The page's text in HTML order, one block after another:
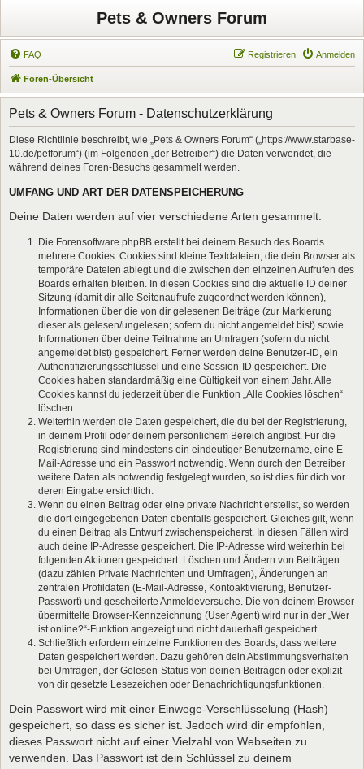
Pets & Owners Forum
FAQ Anmelden
Registrieren
Foren-Übersicht
Pets & Owners Forum - Datenschutzerklärung
Diese Richtlinie beschreibt, wie „Pets & Owners Forum“ („https://www.starbase-
10.de/petforum“) (im Folgenden „der Betreiber“) die Daten verwendet, die
während deines Foren-Besuchs gesammelt werden.
UMFANG UND ART DER DATENSPEICHERUNG
Deine Daten werden auf vier verschiedene Arten gesammelt:
Die Forensoftware phpBB erstellt bei deinem Besuch des Boards
mehrere Cookies. Cookies sind kleine Textdateien, die dein Browser als
temporäre Dateien ablegt und die zwischen den einzelnen Aufrufen des
Boards erhalten bleiben. In diesen Cookies sind die aktuelle ID deiner
Sitzung (damit dir alle Seitenaufrufe zugeordnet werden können),
Informationen über die von dir gelesenen Beiträge (zur Markierung
dieser als gelesen/ungelesen; sofern du nicht angemeldet bist) sowie
Informationen über deine Teilnahme an Umfragen (sofern du nicht
angemeldet bist) gespeichert. Ferner werden deine Benutzer-ID, ein
Authentifizierungsschlüssel und eine Session-ID gespeichert. Die
Cookies haben standardmäßig eine Gültigkeit von einem Jahr. Alle
Cookies kannst du jederzeit über die Funktion „Alle Cookies löschen“
löschen.
Weiterhin werden die Daten gespeichert, die du bei der Registrierung,
in deinem Profil oder deinem persönlichem Bereich angibst. Für die
Registrierung sind mindestens ein eindeutiger Benutzername, eine E-
Mail-Adresse und ein Passwort notwendig. Wenn durch den Betreiber
weitere Daten als notwendig festgelegt wurden, so ist dies für dich vor
deren Eingabe ersichtlich.
Wenn du einen Beitrag oder eine private Nachricht erstellst, so werden
die dort eingegebenen Daten ebenfalls gespeichert. Gleiches gilt, wenn
du einen Beitrag als Entwurf zwischenspeicherst. In diesen Fällen wird
auch deine IP-Adresse gespeichert. Die IP-Adresse wird weiterhin bei
folgenden Aktionen gespeichert: Löschen und Ändern von Beiträgen
(dazu zählen Private Nachrichten und Umfragen), Änderungen an
zentralen Profildaten (E-Mail-Adresse, Kontoaktivierung, Benutzer-
Passwort) und gescheiterte Anmeldeversuche. Die von deinem Browser
übermittelte Browser-Kennzeichnung (User Agent) wird nur in der „Wer
ist online?“-Funktion angezeigt und nicht dauerhaft gespeichert.
Schließlich erfordern einzelne Funktionen des Boards, dass weitere
Daten gespeichert werden. Dazu gehören dein Abstimmungsverhalten
bei Umfragen, der Gelesen-Status von deinen Beiträgen oder explizit
von dir gesetzte Lesezeichen oder Benachrichtigungsfunktionen.
Dein Passwort wird mit einer Einwege-Verschlüsselung (Hash)
gespeichert, so dass es sicher ist. Jedoch wird dir empfohlen,
dieses Passwort nicht auf einer Vielzahl von Webseiten zu
verwenden. Das Passwort ist dein Schlüssel zu deinem